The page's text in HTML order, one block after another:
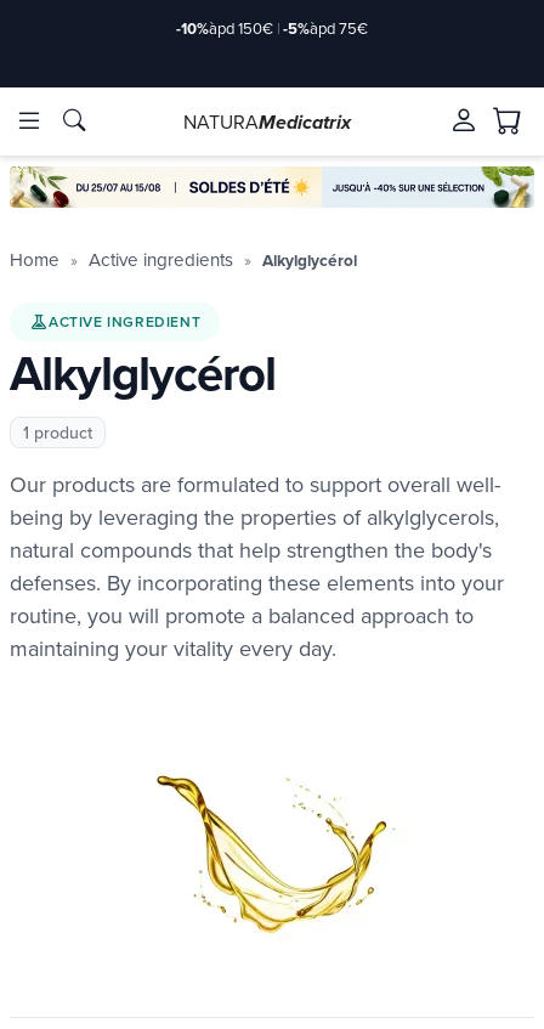
Brands
-10%àpd 150€ |-5%àpd 75€
Brands
NATURAMedicatrix
Home Active ingredients Alkylglycérol
ACTIVE INGREDIENT
Alkylglycérol
1 product
Our products are formulated to support overall well-
being by leveraging the properties of alkylglycerols,
natural compounds that help strengthen the body's
defenses. By incorporating these elements into your
routine, you will promote a balanced approach to
maintaining your vitality every day.